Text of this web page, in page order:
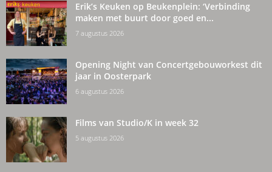
Erik’s Keuken op Beukenplein: ‘Verbinding
maken met buurt door goed en...
7 augustus 2026
Opening Night van Concertgebouworkest dit
jaar in Oosterpark
6 augustus 2026
Films van Studio/K in week 32
5 augustus 2026